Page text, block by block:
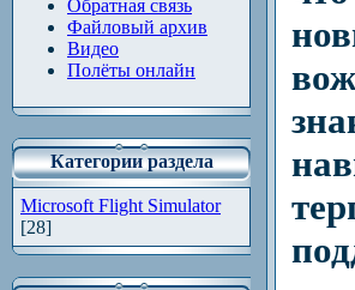
Обратная связь
Файловый архив
Видео
Полёты онлайн
Категории раздела
Microsoft Flight Simulator
[28]